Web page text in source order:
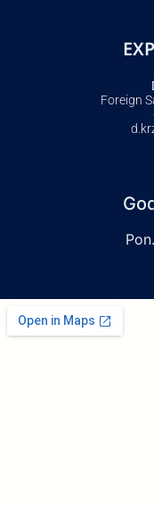
Foreign